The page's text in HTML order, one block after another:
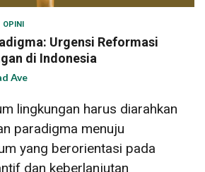
OPINI
Urgensi Reformasi
di Indonesia
Ave
lingkungan harus diarahkan
paradigma menuju
yang berorientasi pada
dan keberlanjutan